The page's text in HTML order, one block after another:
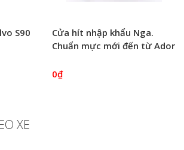
S90
Cửa hít nhập khẩu Nga.
Chuẩn mực mới đến từ Ador
0₫
XE